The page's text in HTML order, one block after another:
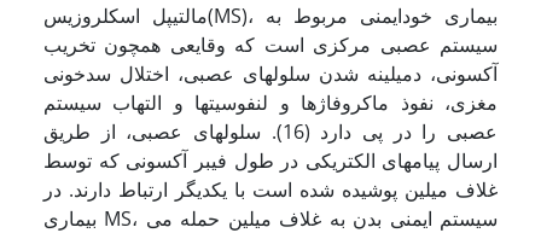
مالتیپل اسکلروزیس(MS)، بیماری خودایمنی مربوط به
سیستم عصبی مرکزی است که وقایعی همچون تخریب
آکسونی، دمیلینه شدن سلول­های عصبی، اختلال سدخونی
مغزی، نفوذ ماکروفاژها و لنفوسیت­ها و التهاب سیستم
عصبی را در پی دارد (16). سلول­های عصبی، از طریق
ارسال پیام­های الکتریکی در طول فیبر آکسونی که توسط
غلاف میلین پوشیده شده است با یکدیگر ارتباط دارند. در
بیماری MS، سیستم ایمنی بدن به غلاف میلین حمله می